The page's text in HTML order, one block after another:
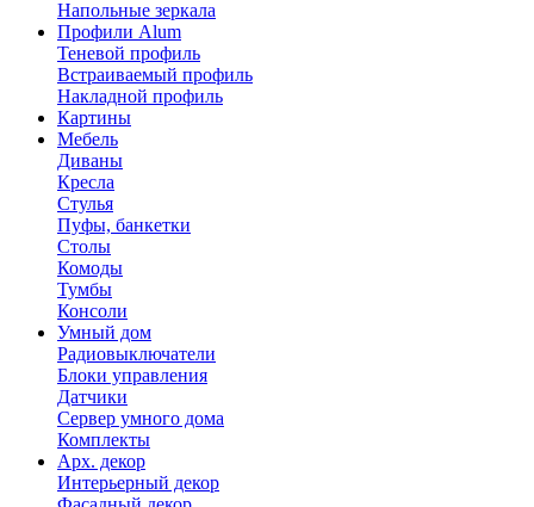
Напольные зеркала
Профили Alum
Теневой профиль
Встраиваемый профиль
Накладной профиль
Картины
Мебель
Диваны
Кресла
Стулья
Пуфы, банкетки
Столы
Комоды
Тумбы
Консоли
Умный дом
Радиовыключатели
Блоки управления
Датчики
Сервер умного дома
Комплекты
Арх. декор
Интерьерный декор